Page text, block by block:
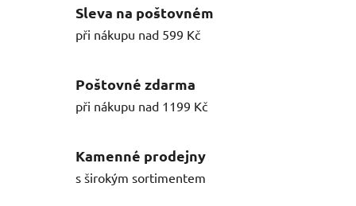
Sleva na poštovném
při nákupu nad 599 Kč
Poštovné zdarma
při nákupu nad 1199 Kč
Kamenné prodejny
s širokým sortimentem